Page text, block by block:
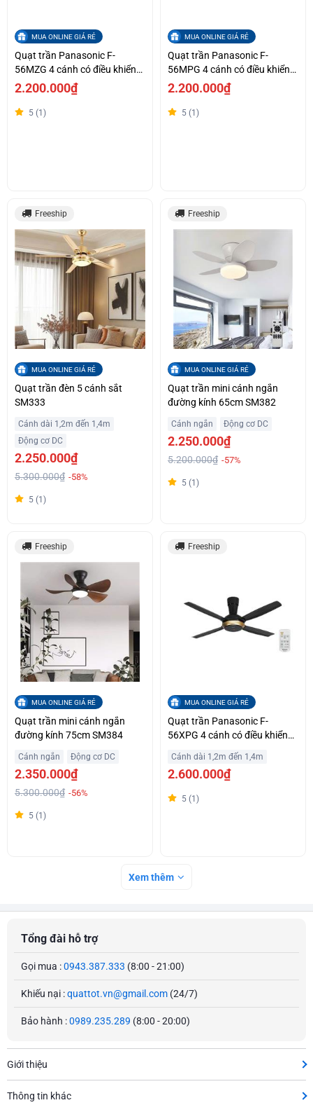
MUA ONLINE GIÁ RẺ
Quạt trần Panasonic F-
56MZG 4 cánh có điều khiển
từ xa
2.200.000₫
5 (1)
MUA ONLINE GIÁ RẺ
Quạt trần Panasonic F-
56MPG 4 cánh có điều khiển
từ xa
2.200.000₫
5 (1)
Freeship
MUA ONLINE GIÁ RẺ
Quạt trần đèn 5 cánh sắt
SM333
Cánh dài 1,2m đến 1,4m
Động cơ DC
2.250.000₫
5.300.000₫ -58%
5 (1)
Freeship
MUA ONLINE GIÁ RẺ
Quạt trần mini cánh ngắn
đường kính 65cm SM382
Cánh ngắn Động cơ DC
2.250.000₫
5.200.000₫ -57%
5 (1)
Freeship
MUA ONLINE GIÁ RẺ
Quạt trần mini cánh ngắn
đường kính 75cm SM384
Cánh ngắn Động cơ DC
2.350.000₫
5.300.000₫ -56%
5 (1)
Freeship
MUA ONLINE GIÁ RẺ
Quạt trần Panasonic F-
56XPG 4 cánh có điều khiển
Cánh dài 1,2m đến 1,4m
2.600.000₫
5 (1)
Xem thêm
Tổng đài hỗ trợ
Gọi mua :0943.387.333 (8:00 - 21:00)
Khiếu nại :quattot.vn@gmail.com (24/7)
Bảo hành :0989.235.289 (8:00 - 20:00)
Giới thiệu
Thông tin khác